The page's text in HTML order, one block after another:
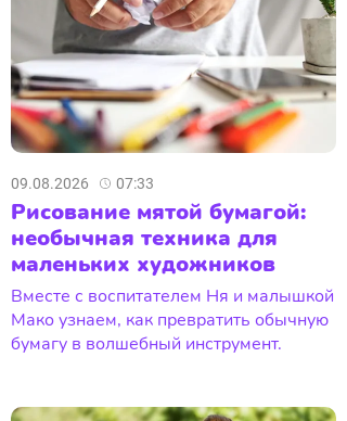
09.08.2026 07:33
Рисование мятой бумагой:
необычная техника для
маленьких художников
Вместе с воспитателем Ня и малышкой
Мако узнаем, как превратить обычную
бумагу в волшебный инструмент.